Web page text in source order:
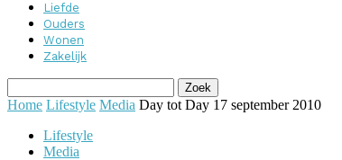
Liefde
Ouders
Wonen
Zakelijk
Home Lifestyle Media Day tot Day 17 september 2010
Lifestyle
Media